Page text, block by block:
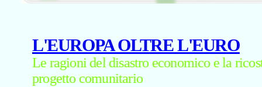
L'EUROPA OLTRE L'EURO
Le ragioni del disastro economico e la
progetto comunitario